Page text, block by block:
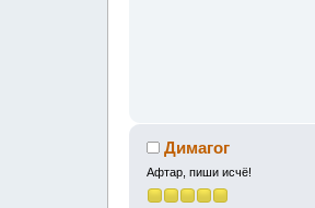
Димагог
Афтар, пиши исчё!